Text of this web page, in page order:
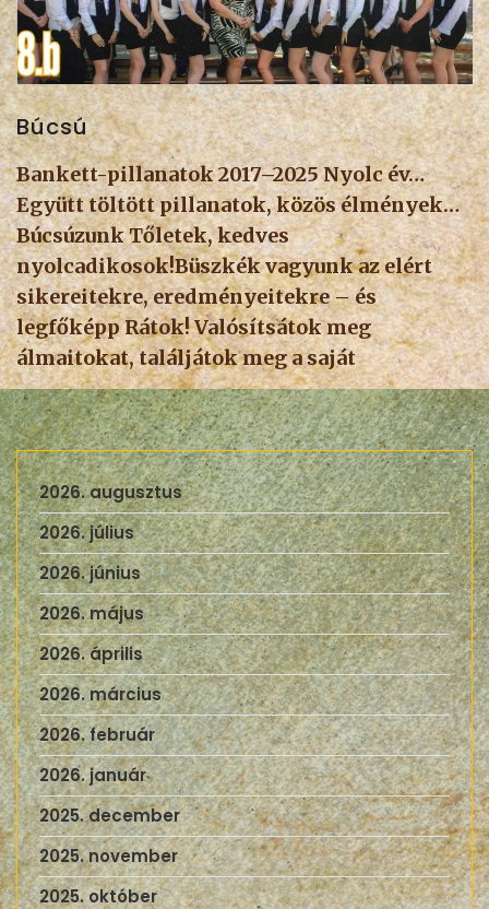
Búcsú
Bankett-pillanatok 2017–2025 Nyolc év…
Együtt töltött pillanatok, közös élmények…
Búcsúzunk Tőletek, kedves
nyolcadikosok!Büszkék vagyunk az elért
sikereitekre, eredményeitekre – és
legfőképp Rátok! Valósítsátok meg
álmaitokat, találjátok meg a saját
2026. augusztus
2026. július
2026. június
2026. május
2026. április
2026. március
2026. február
2026. január
2025. december
2025. november
2025. október